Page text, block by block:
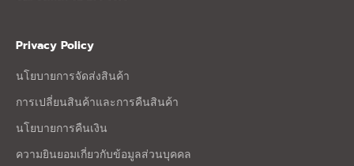
Privacy Policy
นโยบายการจัดส่งสินค้า
การเปลี่ยนสินค้าและการคืนสินค้า
นโยบายการคืนเงิน
ความยินยอมเกี่ยวกับข้อมูลส่วนบุคคล